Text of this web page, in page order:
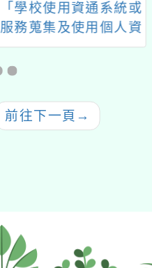
「推動中小學數位學習
精進方案」辦理教師數
位教學增能培訓課程
前往下一頁 →